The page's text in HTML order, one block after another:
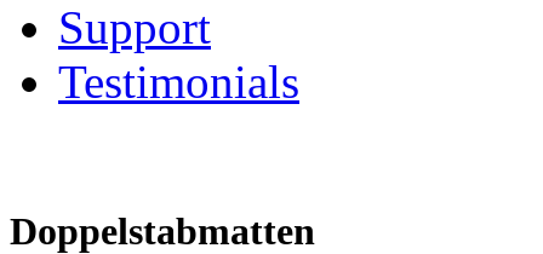
Support
Testimonials
Doppelstabmatten